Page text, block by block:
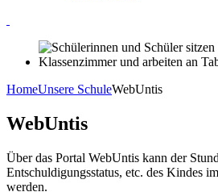
HomeUnsere SchuleWebUntis
WebUntis
Über das Portal WebUntis kann der
Entschuldigungsstatus, etc. des Kindes
werden.